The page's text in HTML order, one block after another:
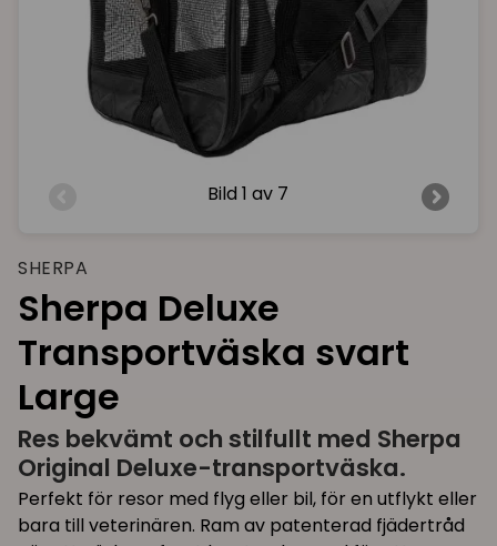
Bild1 av 7
SHERPA
Sherpa Deluxe
Transportväska svart
Large
Res bekvämt och stilfullt med Sherpa
Original Deluxe-transportväska.
Perfekt för resor med flyg eller bil, för en utflykt eller
bara till veterinären. Ram av patenterad fjädertråd